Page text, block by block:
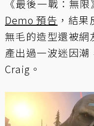
《最後一戰：無
Demo 預告 ，結
無毛的造型還被網
產出過一波迷因潮
Craig。